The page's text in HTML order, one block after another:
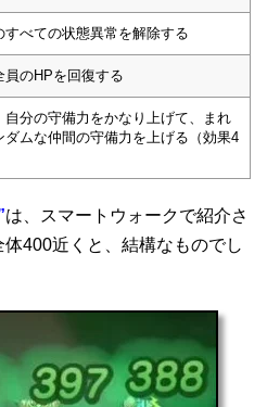
すべての状態異常を解除する
員のHPを回復する
自分の守備力をかなり上げて、まれ
ダムな仲間の守備力を上げる（効果4
は、スマートウォークで紹介さ
400近くと、結構なものでし